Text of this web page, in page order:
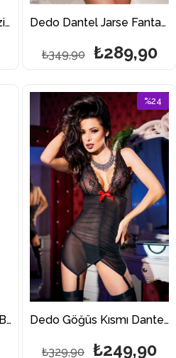
Dedo kadın etekli fantezi takım Dedo Dantel Jarse Fantazi Gecelik 3141
₺289,90
₺349,90
Dedo Fantazi Üst Kısmı Bağlamalı Şahane Fantazi Öğrenci Kostümü Dedo Göğüs Kısmı Dantel Tül Fantazi Jartiyer Takımı
₺249,90
₺329,90
%24
İndirim